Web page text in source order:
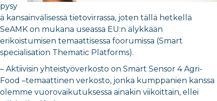
pysy
ä kansainvälisessä tietovirrassa, joten tällä hetkellä
SeAMK on mukana useassa EU:n älykkään
erikoistumisen temaattisessa foorumissa (Smart
specialisation Thematic Platforms).
– Aktiivisin yhteistyöverkosto on Smart Sensor 4 Agri-
Food –temaattinen verkosto, jonka kumppanien kanssa
olemme vuorovaikutuksessa ainakin viikoittain, ellei